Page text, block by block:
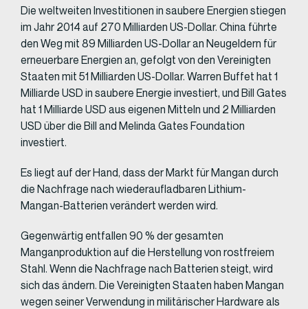
Die weltweiten Investitionen in saubere Energien stiegen
im Jahr 2014 auf 270 Milliarden US-Dollar. China führte
den Weg mit 89 Milliarden US-Dollar an Neugeldern für
erneuerbare Energien an, gefolgt von den Vereinigten
Staaten mit 51 Milliarden US-Dollar. Warren Buffet hat 1
Milliarde USD in saubere Energie investiert, und Bill Gates
hat 1 Milliarde USD aus eigenen Mitteln und 2 Milliarden
USD über die Bill and Melinda Gates Foundation
investiert.
Es liegt auf der Hand, dass der Markt für Mangan durch
die Nachfrage nach wiederaufladbaren Lithium-
Mangan-Batterien verändert werden wird.
Gegenwärtig entfallen 90 % der gesamten
Manganproduktion auf die Herstellung von rostfreiem
Stahl. Wenn die Nachfrage nach Batterien steigt, wird
sich das ändern. Die Vereinigten Staaten haben Mangan
wegen seiner Verwendung in militärischer Hardware als